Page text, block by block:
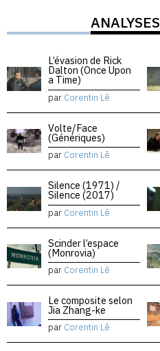
ANALYSES
L’évasion de Rick
Dalton (Once Upon
a Time)
par Corentin Lê
Volte/Face
(Génériques)
par Corentin Lê
Silence (1971) /
Silence (2017)
par Corentin Lê
Scinder l’espace
(Monrovia)
par Corentin Lê
Le composite selon
Jia Zhang-ke
par Corentin Lê